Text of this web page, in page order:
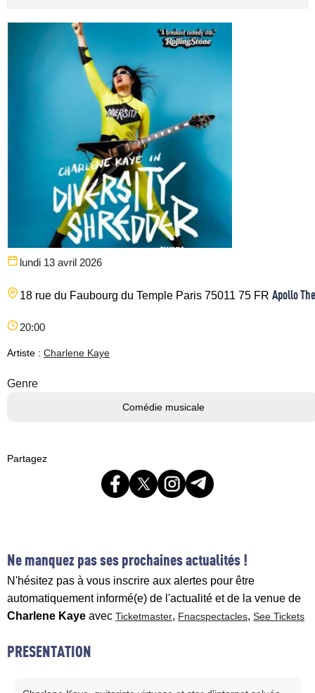
lundi 13 avril 2026
18 rue du Faubourg du Temple Paris 75011 75 FR Apollo
20:00
Artiste : Charlene Kaye
Genre
Comédie musicale
Partagez
Ne manquez pas ses prochaines actualités !
N'hésitez pas à vous inscrire aux alertes pour être
automatiquement informé(e) de l'actualité et de la venue de
Charlene Kaye avec Ticketmaster, Fnacspectacles, See Tickets
PRESENTATION